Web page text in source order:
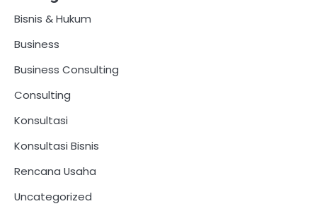
Bisnis & Hukum
Business
Business Consulting
Consulting
Konsultasi
Konsultasi Bisnis
Rencana Usaha
Uncategorized